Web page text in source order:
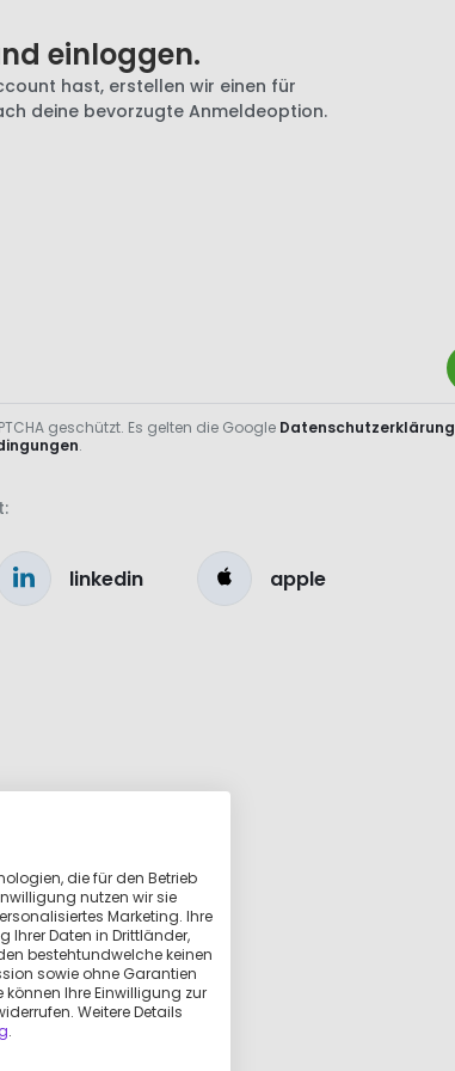
einloggen.
hast, erstellen wir einen für
deine bevorzugte Anmeldeoption.
geschützt. Es gelten die Google Datenschutzerklärung
.
linkedin apple
die für den Betrieb
nutzen wir sie
Marketing. Ihre
Daten in Drittländer,
bestehtundwelche keinen
sowie ohne Garantien
können Ihre Einwilligung zur
Weitere Details
.